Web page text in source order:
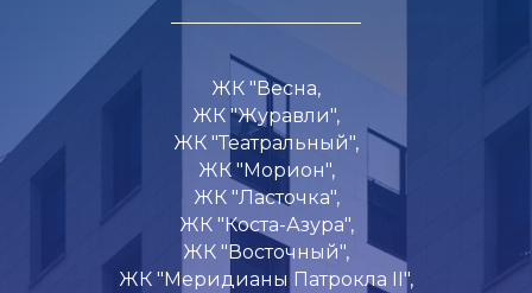
ЖК "Весна,
ЖК "Журавли",
ЖК "Театральный",
ЖК "Морион",
ЖК "Ласточка",
ЖК "Коста-Азура",
ЖК "Восточный",
ЖК "Меридианы Патрокла II",